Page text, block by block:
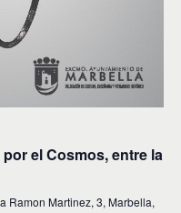
el Cosmos, entre la
Ramon Martinez, 3, Marbella,